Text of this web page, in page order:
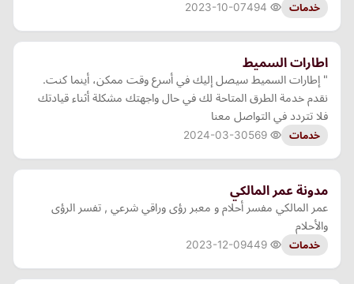
خدمات 2023-10-07
اطارات السميط
" إطارات السميط سيصل إليك في أسرع وقت ممكن، أينما كنت.
نقدم خدمة الطرق المتاحة لك في حال واجهتك مشكلة أثناء قيادتك
فلا تتردد في التواصل معنا
خدمات 2024-03-30
مدونة عمر المالكي
عمر المالكي مفسر أحلام و معبر رؤى وراقي شرعي , تفسر الرؤى
والأحلام
خدمات 2023-12-09